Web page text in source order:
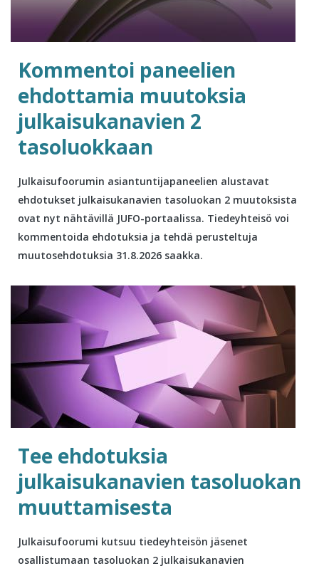
Kommentoi paneelien
ehdottamia muutoksia
julkaisukanavien 2
tasoluokkaan
Julkaisufoorumin asiantuntijapaneelien alustavat
ehdotukset julkaisukanavien tasoluokan 2 muutoksista
ovat nyt nähtävillä JUFO-portaalissa. Tiedeyhteisö voi
kommentoida ehdotuksia ja tehdä perusteltuja
muutosehdotuksia 31.8.2026 saakka.
Tee ehdotuksia
julkaisukanavien tasoluokan
muuttamisesta
Julkaisufoorumi kutsuu tiedeyhteisön jäsenet
osallistumaan tasoluokan 2 julkaisukanavien